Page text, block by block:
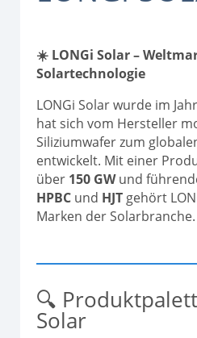
☀️ LONGi Solar –
Solartechnologie
LONGi Solar wurde im
hat sich vom Hersteller
Siliziumwafer zum
entwickelt. Mit einer
über 150 GWund
HPBC und HJT gehört
Marken der Solarbranche.
🔍
Solar